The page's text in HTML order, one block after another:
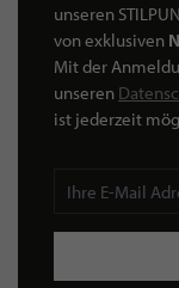
unseren
von exklusiven
Mit der
unseren
ist jederzeit